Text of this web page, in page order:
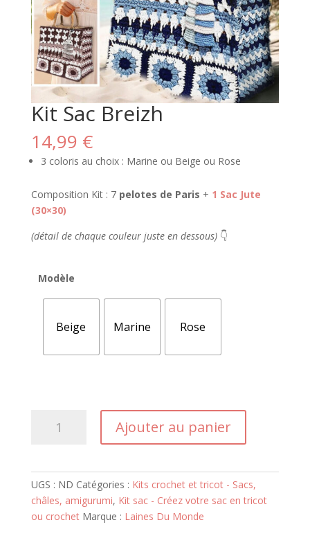
Kit Sac Breizh
14,99 €
3 coloris au choix : Marine ou Beige ou Rose
Composition Kit : 7pelotes de Paris + 1 Sac Jute
(30×30)
(détail de chaque couleur juste en dessous)👇
Modèle
Beige Marine Rose
Breizh
Ajouter au panier
UGS : ND Catégories : Kits crochet et tricot - Sacs,
châles, amigurumi, Kit sac - Créez votre sac en tricot
ou crochet Marque : Laines Du Monde